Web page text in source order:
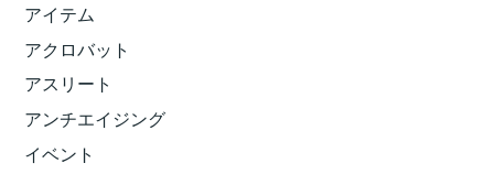
アイテム
アクロバット
アスリート
アンチエイジング
イベント